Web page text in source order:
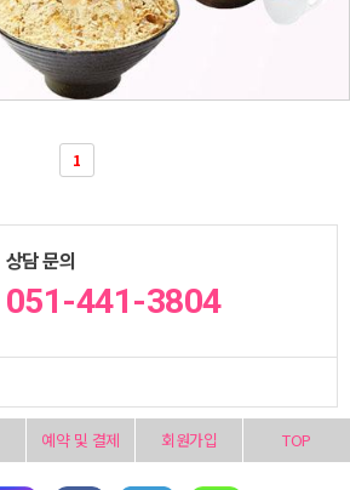
1
상담 문의
051-441-3804
예약 및 결제 회원가입 TOP